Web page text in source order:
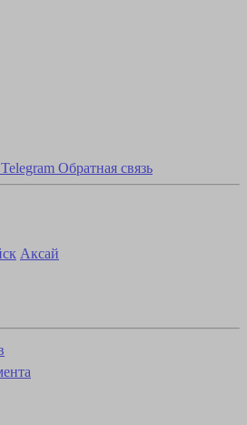
Telegram Обратная связь
Аксай